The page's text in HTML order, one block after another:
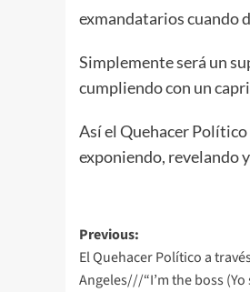
exmandatarios cuando
Simplemente será un
cumpliendo con un
Así el Quehacer
exponiendo, revelando
Post
navigation
Previous:
El Quehacer Político a
Angeles///“I’m the boss (Yo